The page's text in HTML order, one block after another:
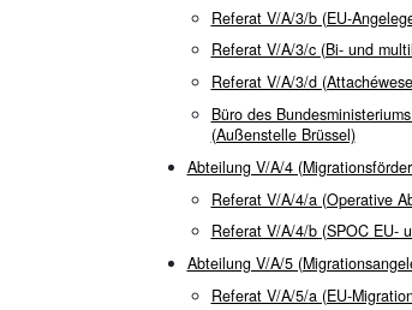
Referat V/A/3/b (EU-
Referat V/A/3/c (Bi- und
Referat V/A/3/d
Büro des
(Außenstelle Brüssel)
Abteilung V/A/4
Referat V/A/4/a (Operative
Referat V/A/4/b (SPOC EU-
Abteilung V/A/5
Referat V/A/5/a (EU-